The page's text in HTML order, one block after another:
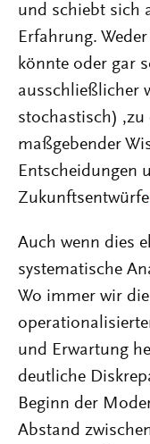
und schiebt sich
Erfahrung.
könnte oder gar
ausschließlicher
stochastisch) ,zu
maßgebender
Entscheidungen
Auch wenn dies
systematische
Wo immer wir
und Erwartung
deutliche
Beginn der
Abstand